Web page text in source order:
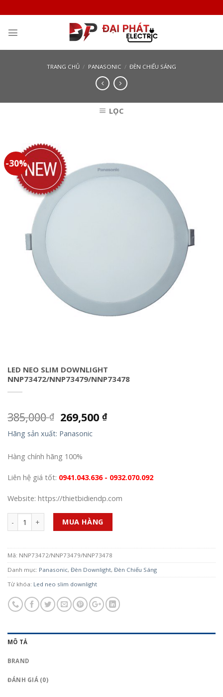
to
content
TRANG CHỦ / PANASONIC / ĐÈN CHIẾU SÁNG
LỌC
-30%
LED NEO SLIM DOWNLIGHT
NNP73472/NNP73479/NNP73478
385,000₫ 269,500₫
Hãng sản xuất: Panasonic
Hàng chính hãng 100%
Liên hệ giá tốt: 0941.043.636 - 0932.070.092
Website: https://thietbidiendp.com
Số lượng MUA HÀNG
Mã: NNP73472/NNP73479/NNP73478
Danh mục: Panasonic, Đèn Downlight, Đèn Chiếu Sáng
Từ khóa: Led neo slim downlight
MÔ TẢ
BRAND
ĐÁNH GIÁ (0)